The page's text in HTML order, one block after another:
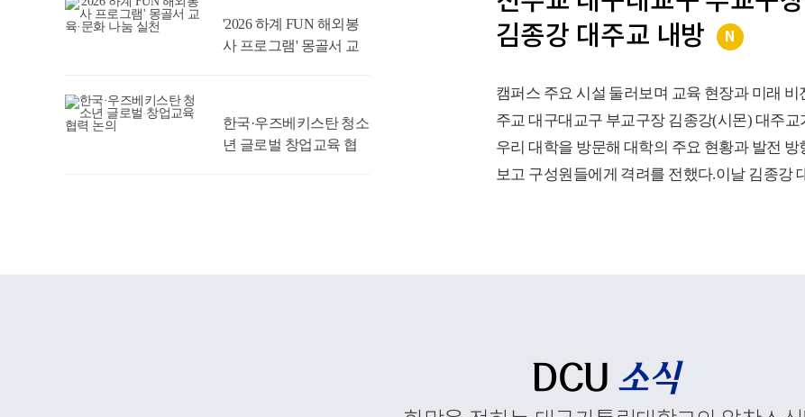
'2026 하계 FUN 해외봉
사 프로그램' 몽골서 교
한국·우즈베키스탄 청소
년 글로벌 창업교육 협
김종강 대주교 내방
N
캠퍼스 주요 시설 둘러보며 교육 현장과 미래 비
주교 대구대교구 부교구장 김종강(시몬) 대주교
우리 대학을 방문해 대학의 주요 현황과 발전 방
보고 구성원들에게 격려를 전했다.이날 김종강
주요 성과와 향후 발전 방향을 공유했다. 김종강
대학 구성원들에게 격려의 말씀을 전하고, 우리
DCU 소식